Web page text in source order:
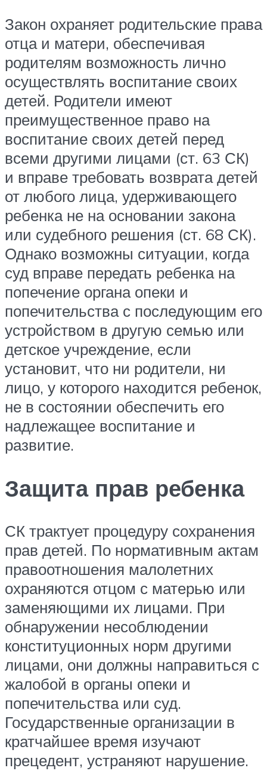
Закон охраняет родительские права
отца и матери, обеспечивая
родителям возможность лично
осуществлять воспитание своих
детей. Родители имеют
преимущественное право на
воспитание своих детей перед
всеми другими лицами (ст. 63 СК)
и вправе требовать возврата детей
от любого лица, удерживающего
ребенка не на основании закона
или судебного решения (ст. 68 СК).
Однако возможны ситуации, когда
суд вправе передать ребенка на
попечение органа опеки и
попечительства с последующим его
устройством в другую семью или
детское учреждение, если
установит, что ни родители, ни
лицо, у которого находится ребенок,
не в состоянии обеспечить его
надлежащее воспитание и
развитие.
Защита прав ребенка
СК трактует процедуру сохранения
прав детей. По нормативным актам
правоотношения малолетних
охраняются отцом с матерью или
заменяющими их лицами. При
обнаружении несоблюдении
конституционных норм другими
лицами, они должны направиться с
жалобой в органы опеки и
попечительства или суд.
Государственные организации в
кратчайшее время изучают
прецедент, устраняют нарушение.